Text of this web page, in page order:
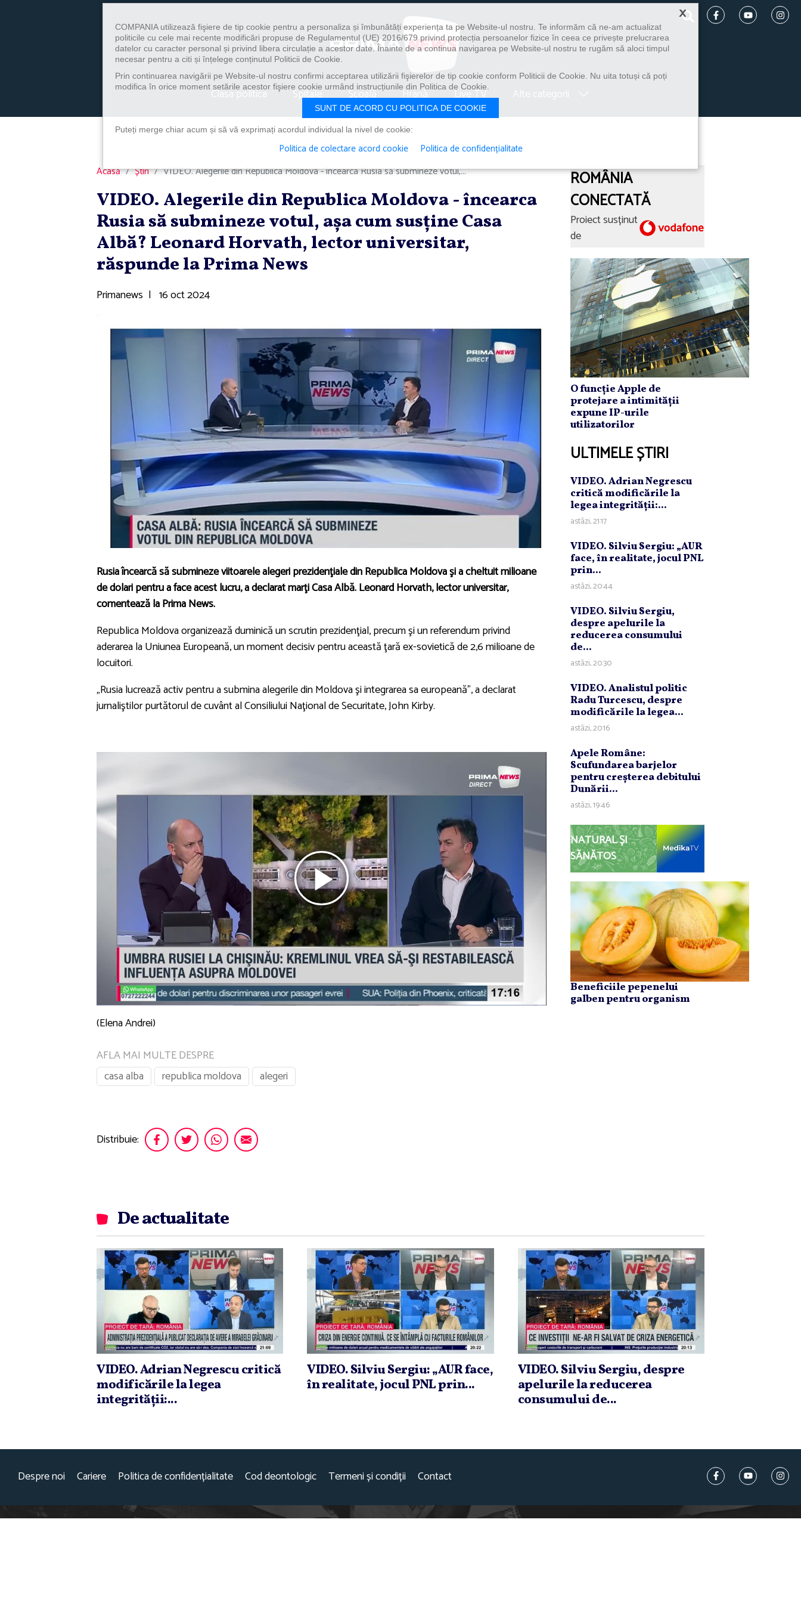
Clasa politica Spitale Școală Hrană Live TV
Acasă Știri VIDEO. Alegerile din Republica Moldova - încearca Rusia să submineze votul,...
VIDEO. Alegerile din Republica Moldova - încearca
Rusia să submineze votul, aşa cum susţine Casa
Albă? Leonard Horvath, lector universitar,
răspunde la Prima News
Primanews | 16 oct 2024
Rusia încearcă să submineze viitoarele alegeri prezidenţiale din Republica Moldova şi a cheltuit milioane
de dolari pentru a face acest lucru, a declarat marţi Casa Albă. Leonard Horvath, lector universitar,
comentează la Prima News.
Republica Moldova organizează duminică un scrutin prezidenţial, precum şi un referendum privind
aderarea la Uniunea Europeană, un moment decisiv pentru această ţară ex-sovietică de 2,6 milioane de
locuitori.
„Rusia lucrează activ pentru a submina alegerile din Moldova şi integrarea sa europeană”, a declarat
jurnaliştilor purtătorul de cuvânt al Consiliului Naţional de Securitate, John Kirby.
(Elena Andrei)
AFLA MAI MULTE DESPRE
casa alba
republica moldova alegeri
Distribuie:
ROMÂNIA
CONECTATĂ
Proiect susținut
de
O funcție Apple de
protejare a intimității
expune IP-urile
utilizatorilor
ULTIMELE ȘTIRI
VIDEO. Adrian Negrescu
critică modificările la
legea integrităţii:...
astăzi, 21:17
VIDEO. Silviu Sergiu: „AUR
face, în realitate, jocul PNL
prin...
astăzi, 20:44
VIDEO. Silviu Sergiu,
despre apelurile la
reducerea consumului
de...
astăzi, 20:30
VIDEO. Analistul politic
Radu Turcescu, despre
modificările la legea...
astăzi, 20:16
Apele Române:
Scufundarea barjelor
pentru creşterea debitului
Dunării...
astăzi, 19:46
NATURAL ȘI
SĂNĂTOS
Beneficiile pepenelui
galben pentru organism
De actualitate
VIDEO. Adrian Negrescu critică
modificările la legea
integrităţii:...
VIDEO. Silviu Sergiu: „AUR face,
în realitate, jocul PNL prin...
VIDEO. Silviu Sergiu, despre
apelurile la reducerea
consumului de...
Despre noi Cariere Politica de confidențialitate Cod deontologic Termeni și condiții Contact
×
COMPANIA utilizează fişiere de tip cookie pentru a personaliza și îmbunătăți experiența ta pe Website-ul nostru. Te informăm că ne-am actualizat
politicile cu cele mai recente modificări propuse de Regulamentul (UE) 2016/679 privind protecția persoanelor fizice în ceea ce privește prelucrarea
datelor cu caracter personal și privind libera circulație a acestor date. Înainte de a continua navigarea pe Website-ul nostru te rugăm să aloci timpul
necesar pentru a citi și înțelege conținutul Politicii de Cookie.
Prin continuarea navigării pe Website-ul nostru confirmi acceptarea utilizării fişierelor de tip cookie conform Politicii de Cookie. Nu uita totuși că poți
modifica în orice moment setările acestor fişiere cookie urmând instrucțiunile din Politica de Cookie.
SUNT DE ACORD CU POLITICA DE COOKIE
Puteți merge chiar acum și să vă exprimați acordul individual la nivel de cookie:
Politica de colectare acord cookie Politica de confidențialitate